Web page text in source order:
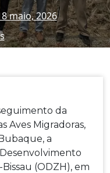
maio, 2026
da
Aves Migradoras,
a
(ODZH), em